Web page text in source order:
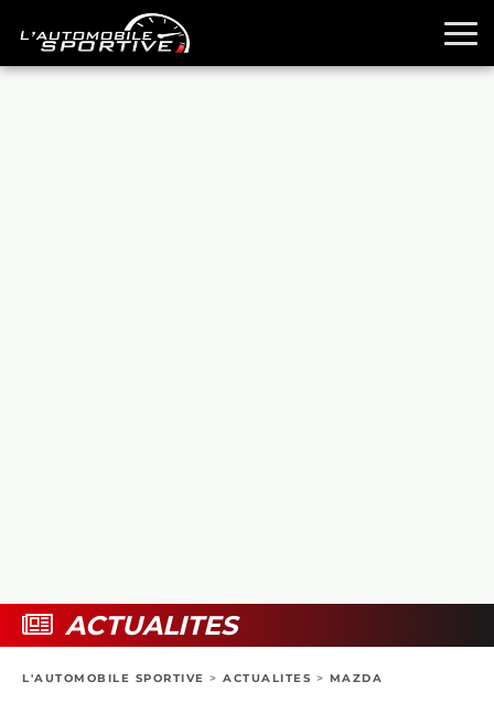
BOUTIQUE
ACTUALITES
L'AUTOMOBILE SPORTIVE > ACTUALITES > MAZDA